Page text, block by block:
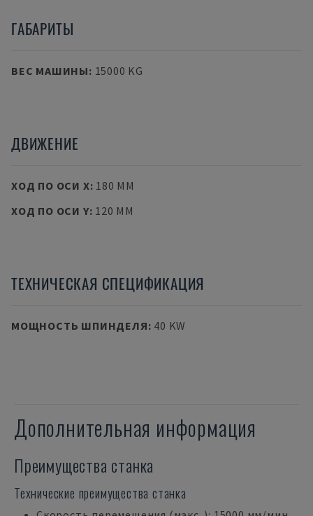
ГАБАРИТЫ
ВЕС МАШИНЫ: 15000 KG
ДВИЖЕНИЕ
ХОД ПО ОСИ X: 180 MM
ХОД ПО ОСИ Y: 120 MM
ТЕХНИЧЕСКАЯ СПЕЦИФИКАЦИЯ
МОЩНОСТЬ ШПИНДЕЛЯ: 40 KW
Дополнительная информация
Преимущества станка
Технические преимущества станка